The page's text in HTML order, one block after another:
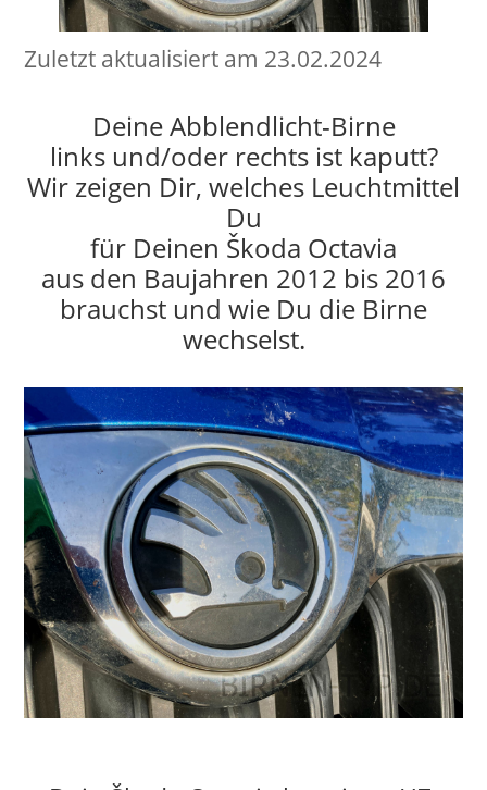
Zuletzt aktualisiert am 23.02.2024
Deine Abblendlicht-Birne
links und/oder rechts ist kaputt?
Wir zeigen Dir, welches Leuchtmittel
Du
für Deinen Škoda Octavia
aus den Baujahren 2012 bis 2016
brauchst und wie Du die Birne
wechselst.